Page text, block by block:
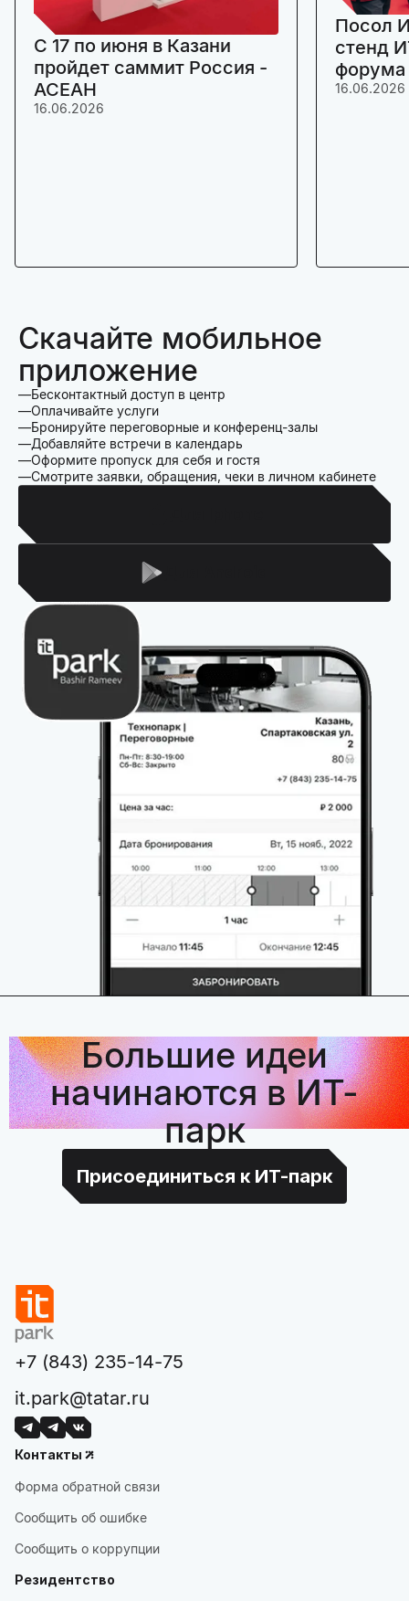
C 17 по июня в Казани
пройдет саммит Россия -
АСЕАН
16.06.2026
Посол
стенд
16.06.2026
Скачайте мобильное
приложение
Бесконтактный доступ в центр
Оплачивайте услуги
Бронируйте переговорные и конференц-залы
Добавляйте встречи в календарь
Оформите пропуск для себя и гостя
Смотрите заявки, обращения, чеки в личном кабинете
Большие идеи
начинаются в ИТ-
парк
Присоединиться к ИТ-парк
+7 (843) 235-14-75
it.park@tatar.ru
Контакты
Форма обратной связи
Сообщить об ошибке
Сообщить о коррупции
Резидентство